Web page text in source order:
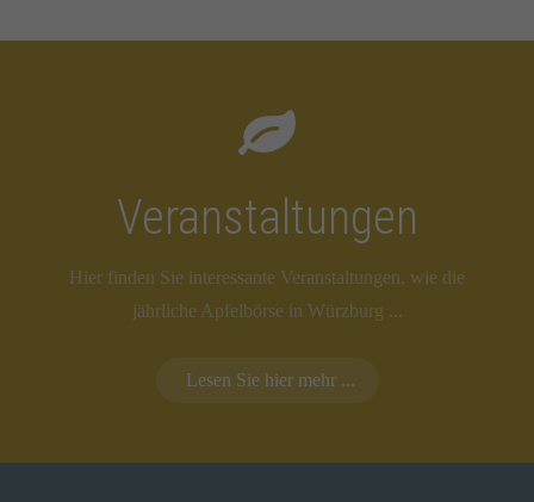
Veranstaltungen
Hier finden Sie interessante Veranstaltungen, wie die
jährliche Apfelbörse in Würzburg ...
Lesen Sie hier mehr ...